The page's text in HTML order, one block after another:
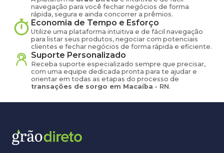
navegação para você fechar negócios de forma
rápida, segura e ainda concorrer a prêmios.
Economia de Tempo e Esforço
Utilize uma plataforma intuitiva e de fácil navegação
para listar seus produtos, negociar com potenciais
clientes e fechar negócios de forma rápida e eficiente.
Suporte Personalizado
Receba suporte especializado sempre que precisar,
com uma equipe dedicada pronta para te ajudar e
orientar em todas as etapas do processo de
transações de sorgo em Macaíba - RN.